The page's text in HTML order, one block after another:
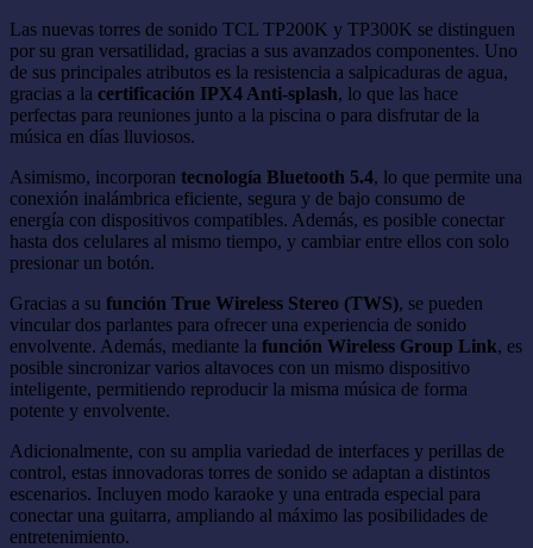
Las nuevas torres de sonido TCL TP200K y TP300K se distinguen
por su gran versatilidad, gracias a sus avanzados componentes. Uno
de sus principales atributos es la resistencia a salpicaduras de agua,
gracias a la certificación IPX4 Anti-splash, lo que las hace
perfectas para reuniones junto a la piscina o para disfrutar de la
música en días lluviosos.
Asimismo, incorporan tecnología Bluetooth 5.4, lo que permite una
conexión inalámbrica eficiente, segura y de bajo consumo de
energía con dispositivos compatibles. Además, es posible conectar
hasta dos celulares al mismo tiempo, y cambiar entre ellos con solo
presionar un botón.
Gracias a su función True Wireless Stereo (TWS), se pueden
vincular dos parlantes para ofrecer una experiencia de sonido
envolvente. Además, mediante la función Wireless Group Link, es
posible sincronizar varios altavoces con un mismo dispositivo
inteligente, permitiendo reproducir la misma música de forma
potente y envolvente.
Adicionalmente, con su amplia variedad de interfaces y perillas de
control, estas innovadoras torres de sonido se adaptan a distintos
escenarios. Incluyen modo karaoke y una entrada especial para
conectar una guitarra, ampliando al máximo las posibilidades de
entretenimiento.